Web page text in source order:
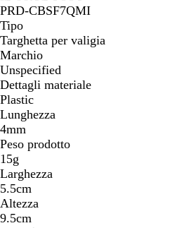
PRD-CBSF7QMI
Tipo
Targhetta per valigia
Marchio
Unspecified
Dettagli materiale
Plastic
Lunghezza
4mm
Peso prodotto
15g
Larghezza
5.5cm
Altezza
9.5cm